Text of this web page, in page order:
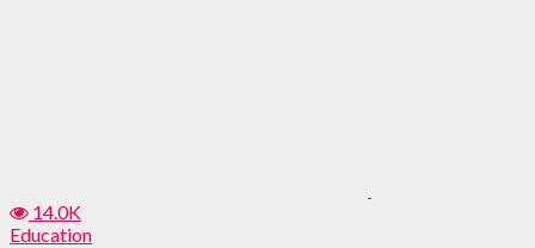
14.0K
Education